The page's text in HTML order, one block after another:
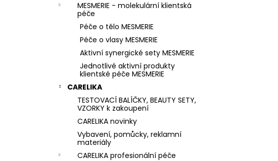
MESMERIE - molekulární klientská
péče
Péče o tělo MESMERIE
Péče o vlasy MESMERIE
Aktivní synergické sety MESMERIE
Jednotlivé aktivní produkty
klientské péče MESMERIE
CARELIKA
TESTOVACÍ BALÍČKY, BEAUTY SETY,
VZORKY k zakoupení
CARELIKA novinky
Vybavení, pomůcky, reklamní
materiály
CARELIKA profesionální péče